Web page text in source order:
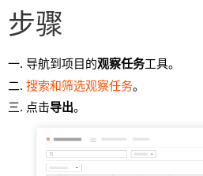
步骤
导航到项目的观察任务工具。
搜索和筛选观察任务。
点击导出。